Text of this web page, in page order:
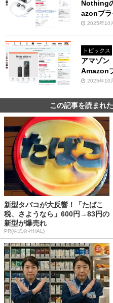
Nothing
azonプ
2025年10
トピックス
アマゾン
Amazon
2025年10
この記事を読まれ
新型タバコが大反響！「たばこ
税、さようなら」600円→83円の
新型が爆売れ
PR(株式会社HAL)